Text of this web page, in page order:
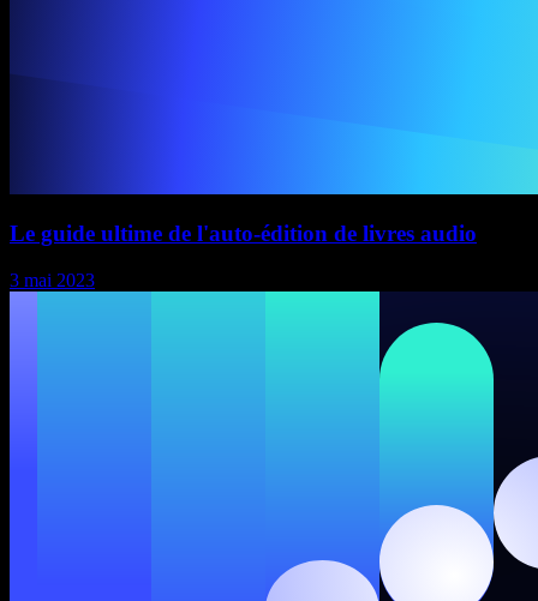
Le guide ultime de l'auto-édition de livres audio
3 mai 2023